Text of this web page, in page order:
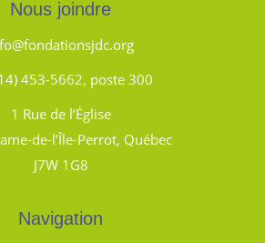
Nous joindre
453-5662, poste 300
1 Rue de l’Église
de-l’Île-Perrot, Québec
J7W 1G8
Navigation